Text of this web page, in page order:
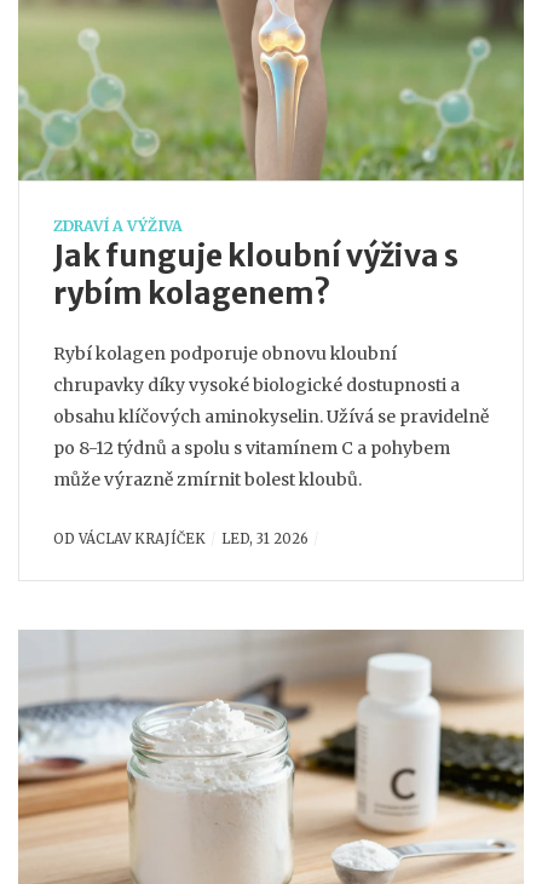
ZDRAVÍ A VÝŽIVA
Jak funguje kloubní výživa s
rybím kolagenem?
Rybí kolagen podporuje obnovu kloubní
chrupavky díky vysoké biologické dostupnosti a
obsahu klíčových aminokyselin. Užívá se pravidelně
po 8-12 týdnů a spolu s vitamínem C a pohybem
může výrazně zmírnit bolest kloubů.
ODVÁCLAV KRAJÍČEK LED, 31 2026